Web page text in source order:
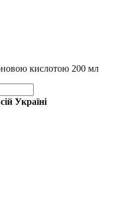
кислотою 200 мл
Україні